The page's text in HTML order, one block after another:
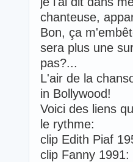
chanteuse,
Bon, ça
sera plus une
pas?...
L'air de la
in Bollywood!
Voici des liens
le rythme:
clip Edith Piaf
clip Fanny 1991: